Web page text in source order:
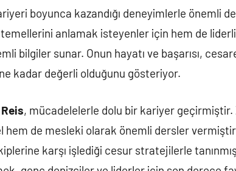
boyunca kazandığı deneyimlerle önemli
anlamak isteyenler için hem de
bilgiler sunar. Onun hayatı ve başarısı,
kadar değerli olduğunu gösteriyor.
, mücadelelerle dolu bir kariyer geçirmiştir.
hem de mesleki olarak önemli dersler
karşı işlediği cesur stratejilerle